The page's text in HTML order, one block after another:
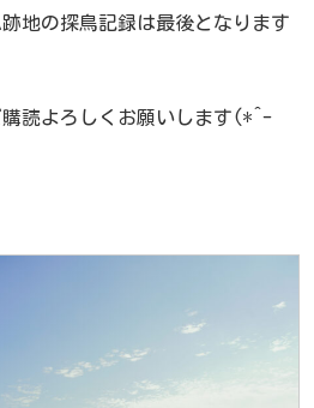
地の探鳥記録は最後となります
読よろしくお願いします(*^-